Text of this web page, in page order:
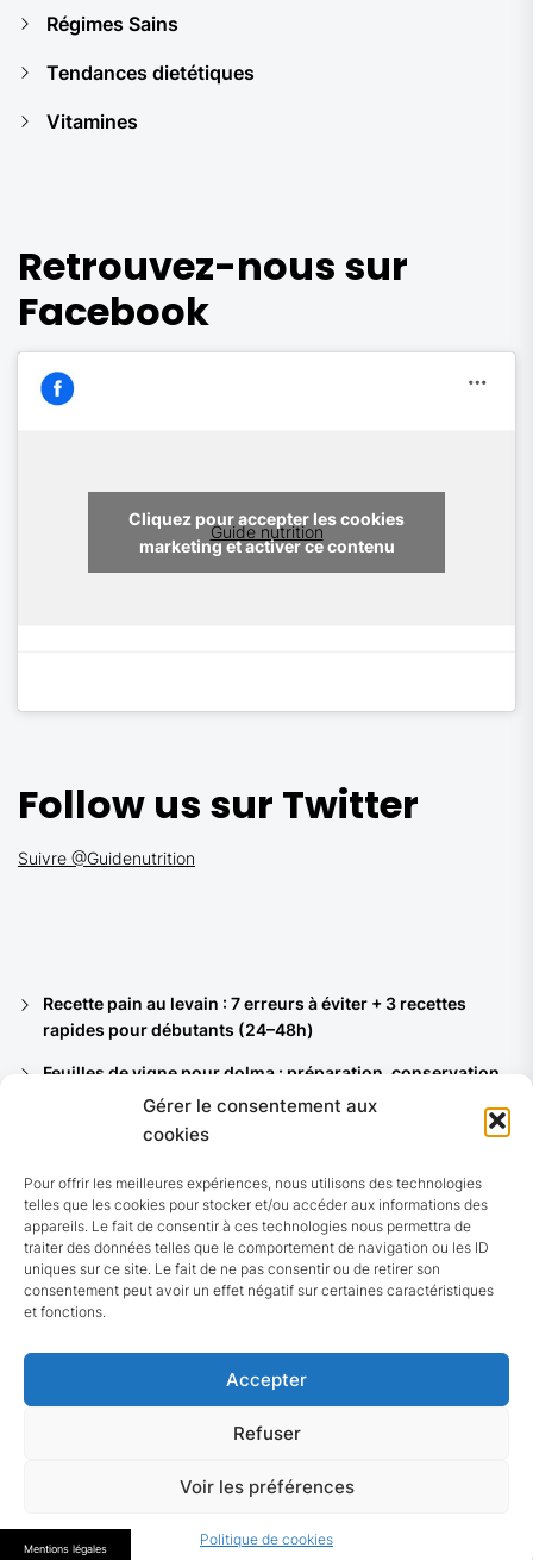
Gérer le consentement aux
cookies
Pour offrir les meilleures expériences, nous utilisons des technologies
telles que les cookies pour stocker et/ou accéder aux informations des
appareils. Le fait de consentir à ces technologies nous permettra de
traiter des données telles que le comportement de navigation ou les ID
uniques sur ce site. Le fait de ne pas consentir ou de retirer son
consentement peut avoir un effet négatif sur certaines caractéristiques
et fonctions.
Accepter
Refuser
Voir les préférences
Politique de cookies
Mentions légales
Régimes Sains
Tendances dietétiques
Vitamines
Retrouvez-nous sur
Facebook
Guide nutrition
Cliquez pour accepter les cookies
marketing et activer ce contenu
Follow us sur Twitter
Suivre @Guidenutrition
Recette pain au levain : 7 erreurs à éviter + 3 recettes
rapides pour débutants (24–48h)
Feuilles de vigne pour dolma : préparation, conservation
et 8 recettes du bassin méditerranéen
Ferments lactiques : quelles souches pour vos yaourts,
Pain noir allemand (Vollkornbrot) : recette authentique et
7 astuces pour réussir chez soi
10 recettes de choucroute : traditionnelle, végétarienne,
de la mer et rapides (avec variantes fermentées)